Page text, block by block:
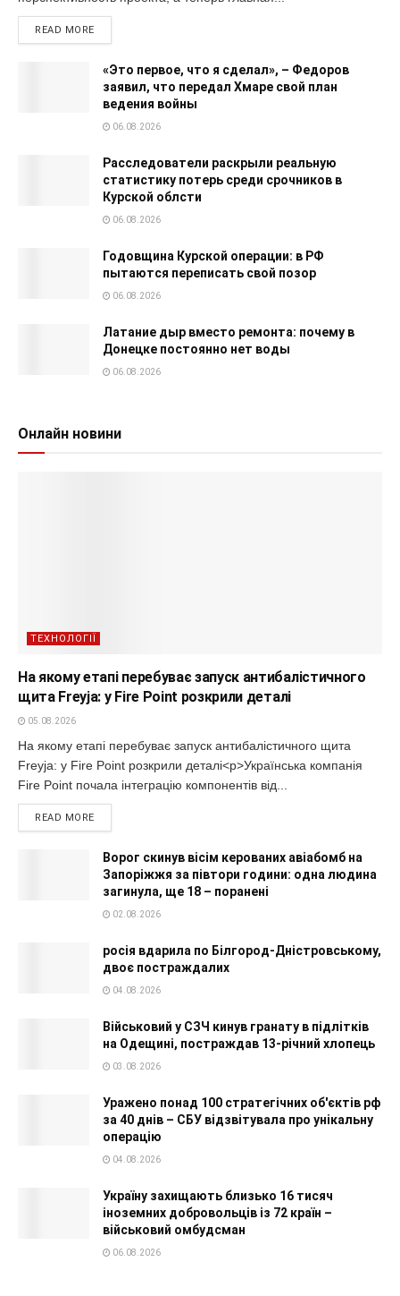
READ MORE
«Это первое, что я сделал», – Федоров
заявил, что передал Хмаре свой план
ведения войны
06.08.2026
Расследователи раскрыли реальную
статистику потерь среди срочников в
Курской облсти
06.08.2026
Годовщина Курской операции: в РФ
пытаются переписать свой позор
06.08.2026
Латание дыр вместо ремонта: почему в
Донецке постоянно нет воды
06.08.2026
Онлайн новини
ТЕХНОЛОГІЇ
На якому етапі перебуває запуск антибалістичного
щита Freyja: у Fire Point розкрили деталі
05.08.2026
На якому етапі перебуває запуск антибалістичного щита
Freyja: у Fire Point розкрили деталі<p>Українська компанія
Fire Point почала інтеграцію компонентів від...
READ MORE
Ворог скинув вісім керованих авіабомб на
Запоріжжя за півтори години: одна людина
загинула, ще 18 – поранені
02.08.2026
росія вдарила по Білгород-Дністровському,
двоє постраждалих
04.08.2026
Військовий у СЗЧ кинув гранату в підлітків
на Одещині, постраждав 13-річний хлопець
03.08.2026
Уражено понад 100 стратегічних об'єктів рф
за 40 днів – СБУ відзвітувала про унікальну
операцію
04.08.2026
Україну захищають близько 16 тисяч
іноземних добровольців із 72 країн –
військовий омбудсман
06.08.2026